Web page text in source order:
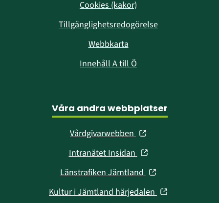
Cookies (kakor)
Tillgänglighetsredogörelse
Webbkarta
Innehåll A till Ö
Våra andra webbplatser
Vårdgivarwebben (öppnas
nytt
fönster)
Intranätet Insidan (öppnas
nytt
fönster)
Länstrafiken Jämtland (öppnas
nytt
Kultur i Jämtland härjedalen (öppnas